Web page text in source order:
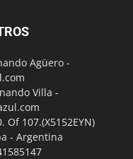
Agüero -
Villa -
Of 107.(X5152EYN)
- Argentina